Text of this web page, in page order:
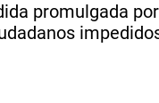
promulgada